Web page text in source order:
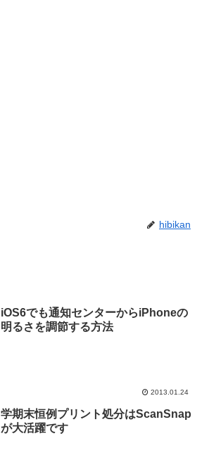
hibikan
iOS6でも通知センターからiPhoneの
明るさを調節する方法
2013.01.24
学期末恒例プリント処分はScanSnap
が大活躍です